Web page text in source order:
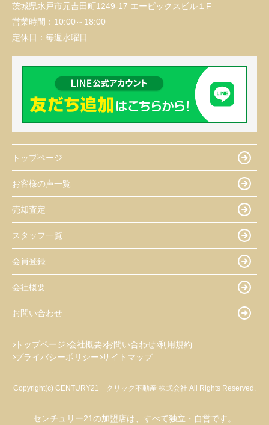
茨城県水戸市元吉田町1249-17 エービックスビル１F
営業時間： 10:00～18:00
定休日： 毎週水曜日
トップページ
お客様の声一覧
売却査定
スタッフ一覧
会員登録
会社概要
お問い合わせ
トップページ 会社概要 お問い合わせ 利用規約
プライバシーポリシー サイトマップ
Copyright(c) CENTURY21 クリック不動産 株式会社 All Rights Reserved.
センチュリー21の加盟店は、すべて独立・自営です。